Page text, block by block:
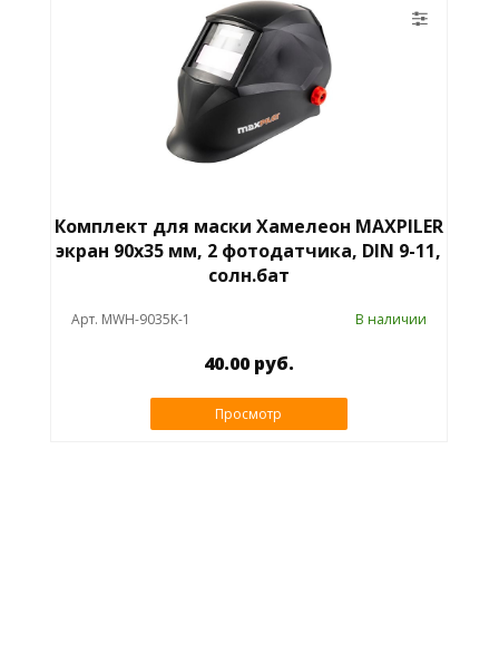
Комплект для маски Хамелеон MAXPILER
экран 90х35 мм, 2 фотодатчика, DIN 9-11,
солн.бат
Арт. MWH-9035K-1 В наличии
40.00 руб.
Просмотр